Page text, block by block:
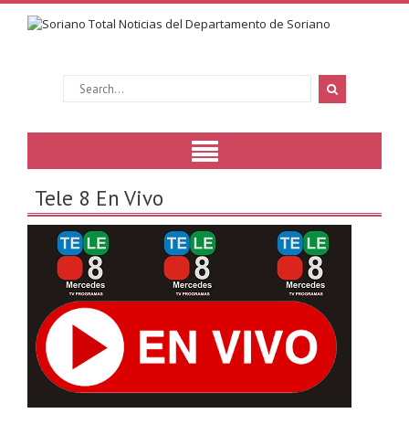
Tele 8 En Vivo